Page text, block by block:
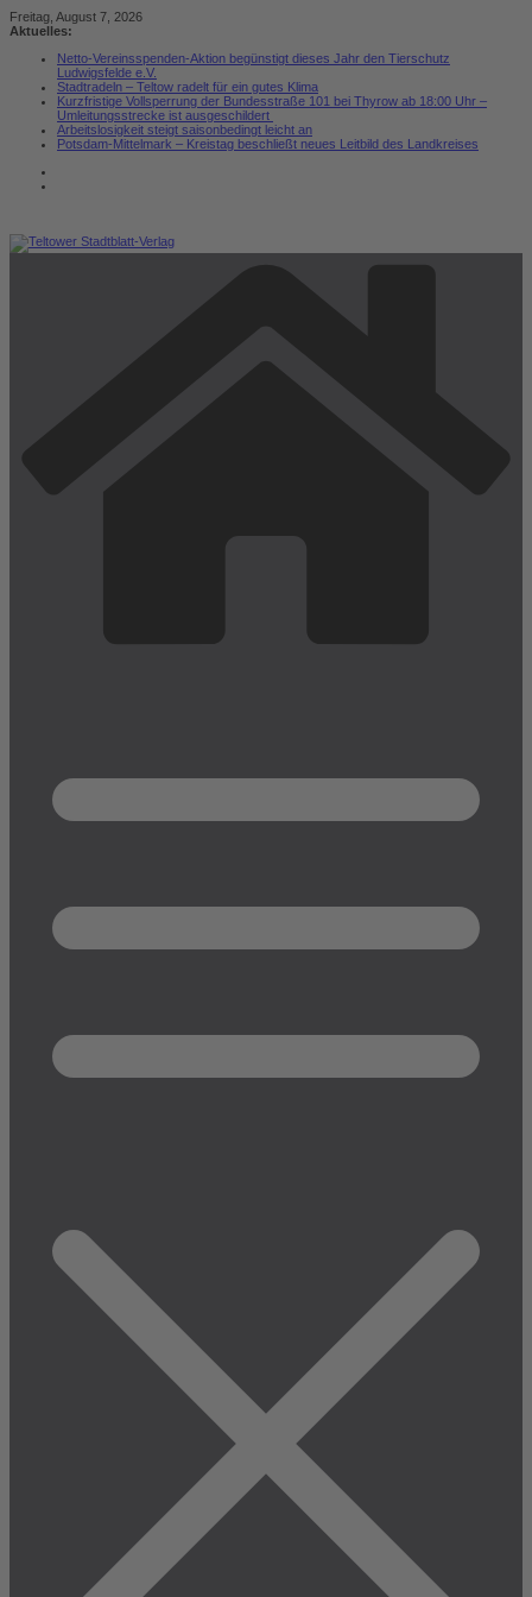
Zum
Inhalt
Freitag, August 7, 2026
Aktuelles:
Netto-Vereinsspenden-Aktion begünstigt dieses Jahr den Tierschutz
Ludwigsfelde e.V.
Stadtradeln – Teltow radelt für ein gutes Klima
Kurzfristige Vollsperrung der Bundesstraße 101 bei Thyrow ab 18:00 Uhr –
Umleitungsstrecke ist ausgeschildert
Arbeitslosigkeit steigt saisonbedingt leicht an
Potsdam-Mittelmark – Kreistag beschließt neues Leitbild des Landkreises